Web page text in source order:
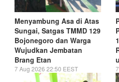
Menyambung Asa di Atas
Sungai, Satgas TMMD 129
Bojonegoro dan Warga
Wujudkan Jembatan
Brang Etan
7 Aug 2026 22:50 EEST